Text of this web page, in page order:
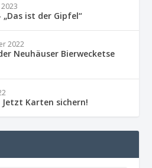
„Das ist der Gipfel“
2022
Neuhäuser Bierwecketse
Jetzt Karten sichern!